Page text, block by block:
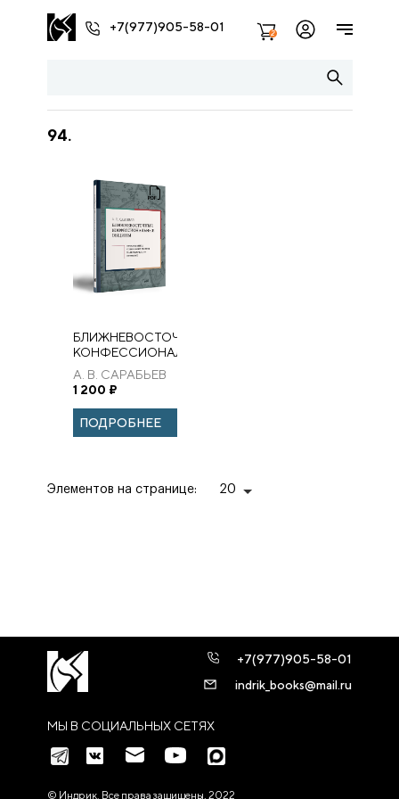
+7(977)905-58-01 2
94.
БЛИЖНЕВОСТОЧНЫЕ
КОНФЕССИОНАЛЬНЫЕ
ОБЩИНЫ:
ПРОБЛЕМАТИКА
СОЦИАЛЬНЫХ
ГРАНИЦ НА
ИСТОРИЧЕСКИХ
А. В. САРАБЬЕВ
1 200 ₽
ПОДРОБНЕЕ
Элементов на странице: 20
МЫ В СОЦИАЛЬНЫХ СЕТЯХ
+7(977)905-58-01
indrik_books@mail.ru
© Индрик. Все права защищены, 2022